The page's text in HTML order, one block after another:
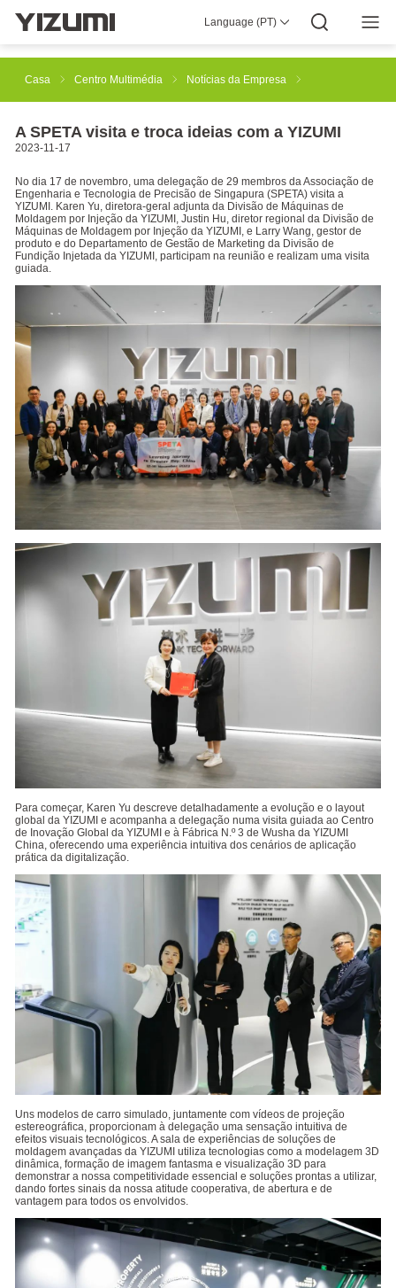
Language (PT)
Impressão 3D Fundição Injetada Tixomoldagem
Automatização Robótica Fabrico Inteligente
Sobre Nós YIZUMI 4.0
Sabedoria Global
Centro Multimédia
Relações com Investidores
Transferir
Casa
Centro Multimédia Notícias da Empresa
A SPETA visita e troca ideias com a YIZUMI
2023-11-17
No dia 17 de novembro, uma delegação de 29 membros da Associação de
Engenharia e Tecnologia de Precisão de Singapura (SPETA) visita a
YIZUMI. Karen Yu, diretora-geral adjunta da Divisão de Máquinas de
Moldagem por Injeção da YIZUMI, Justin Hu, diretor regional da Divisão de
Máquinas de Moldagem por Injeção da YIZUMI, e Larry Wang, gestor de
produto e do Departamento de Gestão de Marketing da Divisão de
Fundição Injetada da YIZUMI, participam na reunião e realizam uma visita
guiada.
Para começar, Karen Yu descreve detalhadamente a evolução e o layout
global da YIZUMI e acompanha a delegação numa visita guiada ao Centro
de Inovação Global da YIZUMI e à Fábrica N.º 3 de Wusha da YIZUMI
China, oferecendo uma experiência intuitiva dos cenários de aplicação
prática da digitalização.
Uns modelos de carro simulado, juntamente com vídeos de projeção
estereográfica, proporcionam à delegação uma sensação intuitiva de
efeitos visuais tecnológicos. A sala de experiências de soluções de
moldagem avançadas da YIZUMI utiliza tecnologias como a modelagem 3D
dinâmica, formação de imagem fantasma e visualização 3D para
demonstrar a nossa competitividade essencial e soluções prontas a utilizar,
dando fortes sinais da nossa atitude cooperativa, de abertura e de
vantagem para todos os envolvidos.